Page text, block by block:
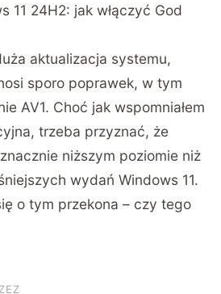
11 24H2: jak włączyć God
aktualizacja systemu,
sporo poprawek, w tym
AV1. Choć jak wspomniałem
trzeba przyznać, że
niższym poziomie niż
wydań Windows 11.
o tym przekona – czy tego